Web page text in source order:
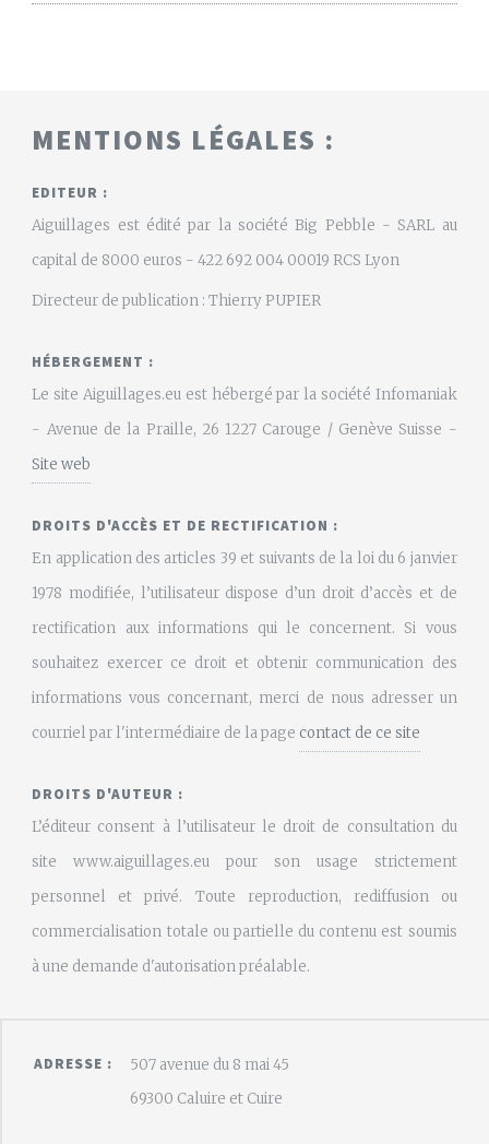
MENTIONS LÉGALES :
EDITEUR :
Aiguillages est édité par la société Big Pebble - SARL au
capital de 8000 euros - 422 692 004 00019 RCS Lyon
Directeur de publication : Thierry PUPIER
HÉBERGEMENT :
Le site Aiguillages.eu est hébergé par la société Infomaniak
- Avenue de la Praille, 26 1227 Carouge / Genève Suisse -
Site web
DROITS D'ACCÈS ET DE RECTIFICATION :
En application des articles 39 et suivants de la loi du 6 janvier
1978 modifiée, l’utilisateur dispose d’un droit d’accès et de
rectification aux informations qui le concernent. Si vous
souhaitez exercer ce droit et obtenir communication des
informations vous concernant, merci de nous adresser un
courriel par l'intermédiaire de la page contact de ce site
DROITS D'AUTEUR :
L’éditeur consent à l’utilisateur le droit de consultation du
site www.aiguillages.eu pour son usage strictement
personnel et privé. Toute reproduction, rediffusion ou
commercialisation totale ou partielle du contenu est soumis
à une demande d'autorisation préalable.
ADRESSE :
507 avenue du 8 mai 45
69300 Caluire et Cuire